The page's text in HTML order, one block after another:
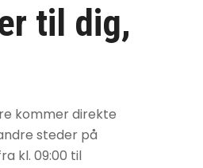
til dig,
kommer direkte
steder på
kl. 09:00 til